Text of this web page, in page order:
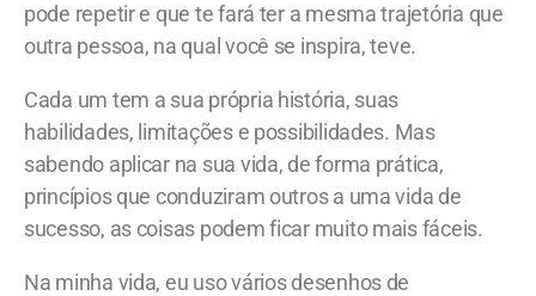
pode repetir e que te fará ter a mesma trajetória que
outra pessoa, na qual você se inspira, teve.
Cada um tem a sua própria história, suas
habilidades, limitações e possibilidades. Mas
sabendo aplicar na sua vida, de forma prática,
princípios que conduziram outros a uma vida de
sucesso, as coisas podem ficar muito mais fáceis.
Na minha vida, eu uso vários desenhos de